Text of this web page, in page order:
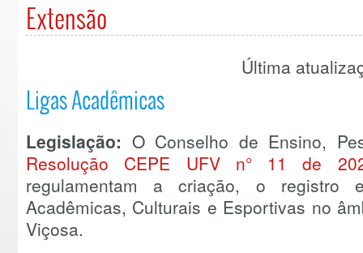
Extensão
Última
Ligas Acadêmicas
Legislação: O Conselho de Ensino,
Resolução CEPE UFV n° 11 de
regulamentam a criação, o registro
Acadêmicas, Culturais e Esportivas no
Viçosa.